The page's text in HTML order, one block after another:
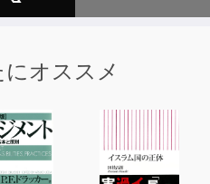
人たちに、特に評価されてい
オススメ